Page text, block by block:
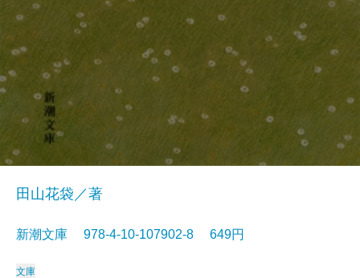
田山花袋／著
新潮文庫 978-4-10-107902-8 649円
文庫